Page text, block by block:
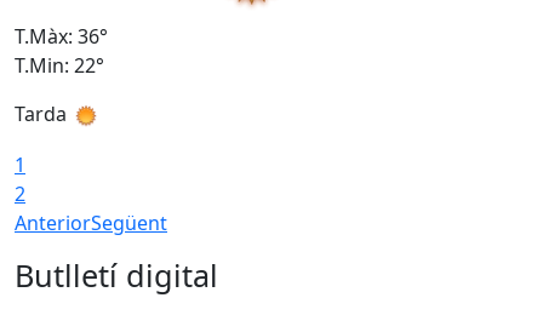
T.Màx: 36°
T.Min: 22°
Tarda
1
2
AnteriorSegüent
Butlletí digital